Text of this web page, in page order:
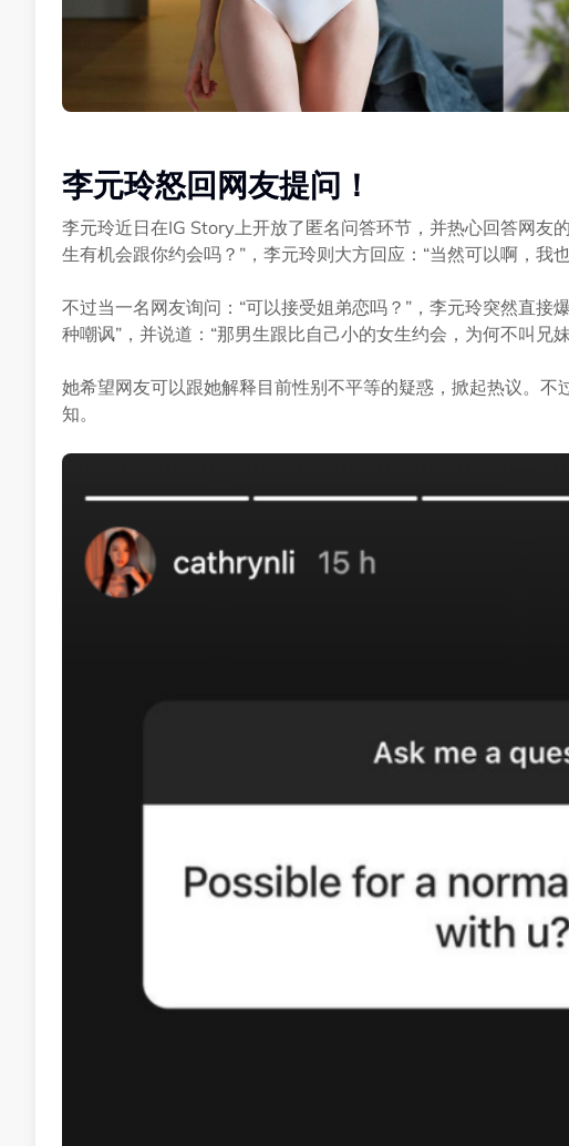
李元玲怒回网友提问！
李元玲近日在IG Story上开放了匿名问答环节，并热心回答网友
生有机会跟你约会吗？”，李元玲则大方回应：“当然可以啊，我也
不过当一名网友询问：“可以接受姐弟恋吗？”，李元玲突然直接
种嘲讽”，并说道：“那男生跟比自己小的女生约会，为何不叫兄
她希望网友可以跟她解释目前性别不平等的疑惑，掀起热议。
知。